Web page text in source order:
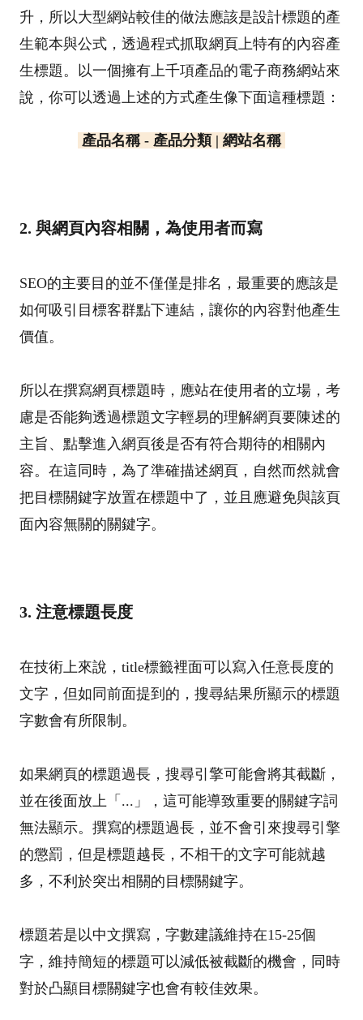
升，所以大型網站較佳的做法應該是設計標題的產
生範本與公式，透過程式抓取網頁上特有的內容產
生標題。以一個擁有上千項產品的電子商務網站來
說，你可以透過上述的方式產生像下面這種標題：
產品名稱 - 產品分類 | 網站名稱
2. 與網頁內容相關，為使用者而寫
SEO的主要目的並不僅僅是排名，最重要的應該是
如何吸引目標客群點下連結，讓你的內容對他產生
價值。
所以在撰寫網頁標題時，應站在使用者的立場，考
慮是否能夠透過標題文字輕易的理解網頁要陳述的
主旨、點擊進入網頁後是否有符合期待的相關內
容。在這同時，為了準確描述網頁，自然而然就會
把目標關鍵字放置在標題中了，並且應避免與該頁
面內容無關的關鍵字。
3. 注意標題長度
在技術上來說，title標籤裡面可以寫入任意長度的
文字，但如同前面提到的，搜尋結果所顯示的標題
字數會有所限制。
如果網頁的標題過長，搜尋引擎可能會將其截斷，
並在後面放上「...」，這可能導致重要的關鍵字詞
無法顯示。撰寫的標題過長，並不會引來搜尋引擎
的懲罰，但是標題越長，不相干的文字可能就越
多，不利於突出相關的目標關鍵字。
標題若是以中文撰寫，字數建議維持在15-25個
字，維持簡短的標題可以減低被截斷的機會，同時
對於凸顯目標關鍵字也會有較佳效果。